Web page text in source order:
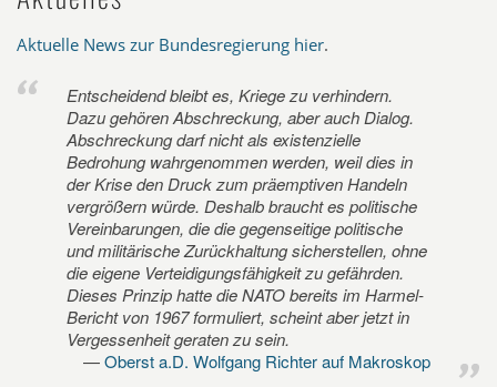
Aktuelle News zur Bundesregierung hier.
Entscheidend bleibt es, Kriege zu verhindern.
Dazu gehören Abschreckung, aber auch Dialog.
Abschreckung darf nicht als existenzielle
Bedrohung wahrgenommen werden, weil dies in
der Krise den Druck zum präemptiven Handeln
vergrößern würde. Deshalb braucht es politische
Vereinbarungen, die die gegenseitige politische
und militärische Zurückhaltung sicherstellen, ohne
die eigene Verteidigungsfähigkeit zu gefährden.
Dieses Prinzip hatte die NATO bereits im Harmel-
Bericht von 1967 formuliert, scheint aber jetzt in
Vergessenheit geraten zu sein.
Oberst a.D. Wolfgang Richter auf Makroskop